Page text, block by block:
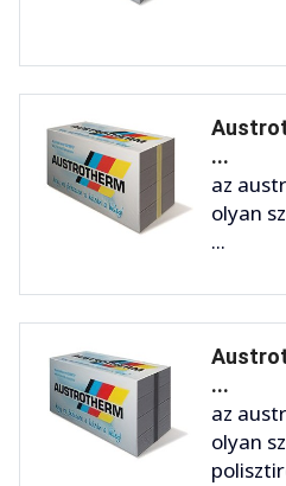
...
az
olyan
...
...
az
olyan